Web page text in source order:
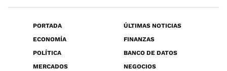
PORTADA
ÚLTIMAS NOTICIAS
ECONOMÍA
FINANZAS
POLÍTICA
BANCO DE DATOS
MERCADOS
NEGOCIOS